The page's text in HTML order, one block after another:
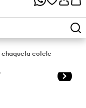
chaqueta cotele